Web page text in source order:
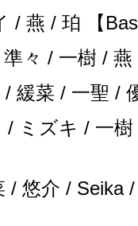
/ 燕 / 珀 【
準々 / 一樹 / 燕
/ 緩菜 / 一聖 /
/ ミズキ / 一樹
/ 悠介 / Seika